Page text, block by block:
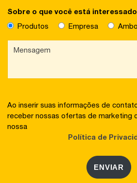
Sobre o que você está
Produtos
Empresa
Ao inserir suas informações de
receber nossas ofertas de marketing
nossa
Política de
ENVIAR